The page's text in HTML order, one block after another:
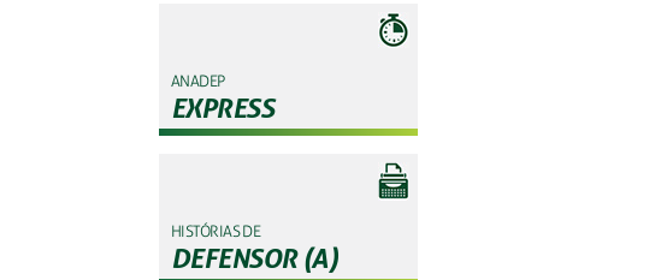
ANADEP
EXPRESS
HISTÓRIAS DE
DEFENSOR (A)